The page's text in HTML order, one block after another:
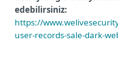
edebilirsiniz:
https://
user-records-sale-dark-